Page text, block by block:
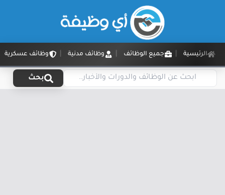
الرئيسية جميع الوظائف وظائف مدنية وظائف عسكرية
بحث